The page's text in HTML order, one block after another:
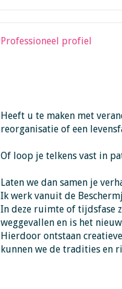
Professioneel profiel
Heeft u te maken met
reorganisatie of een
Of loop je telkens vast in
Laten we dan samen je
Ik werk vanuit de
In deze ruimte of tijdsfase
weggevallen en is het
Hierdoor ontstaan
kunnen we de tradities en